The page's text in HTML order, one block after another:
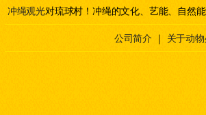
冲绳观光对琉球村！冲绳的文化、艺能、自然
公司简介 ｜ 关于动